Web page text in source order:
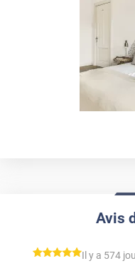
Avis
*****
Il y a 574